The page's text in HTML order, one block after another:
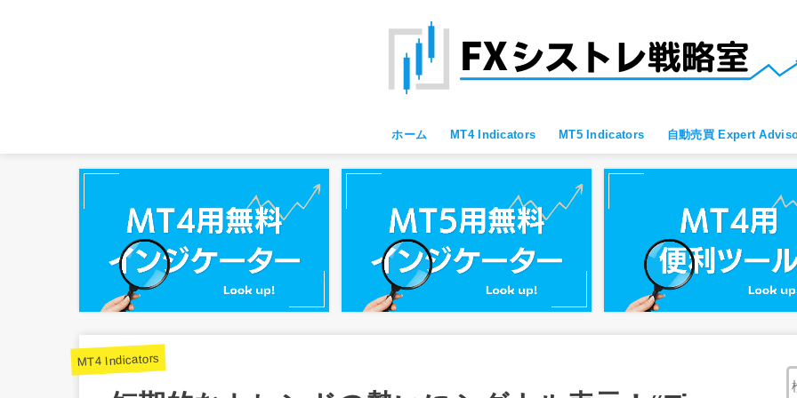
ホーム MT4 Indicators
MT4 すべて
MT4 便利ツール
MT4 Oscillator
MT4 Moving Average
MT4 Fibonacci
MT4 Bollinger Bands
MT4 レジサポ・トレンドライン
MT4 ブレイクアウト向け
MT4 スキャルピング向け
MT4 通貨強弱
MT4 プライスアクション向け
MT5 Indicators 自動売買 Expert
MT4 Indicators